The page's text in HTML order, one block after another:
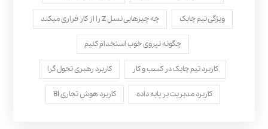
ویژگی تیم چابک چه چیزهایی نسل Z را از کار فراری میکند
چگونه نیروی خوب استخدام کنیم
کاربرد تیم چابک در کسب و کار کاربرد رهبری تحول‌ گرا
کاربرد مدیریت بر پایه داده کاربرد هوش تجاری BI